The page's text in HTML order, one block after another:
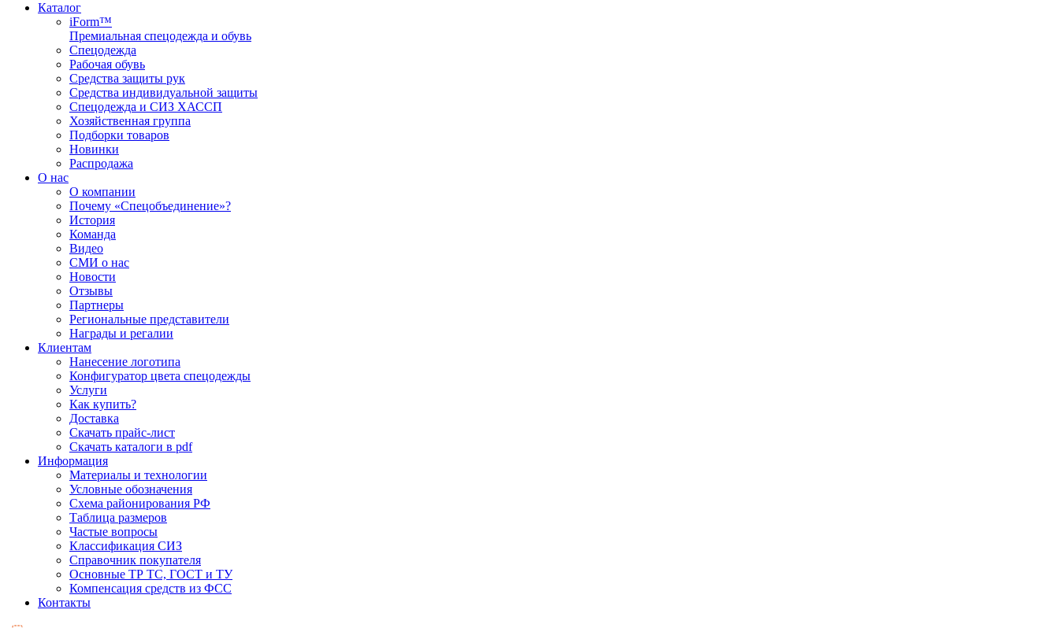
Каталог
iForm™
Премиальная спецодежда и обувь
Спецодежда
Рабочая обувь
Средства защиты рук
Средства индивидуальной защиты
Спецодежда и СИЗ ХАССП
Хозяйственная группа
Подборки товаров
Новинки
Распродажа
О нас
О компании
Почему «Спецобъединение»?
История
Команда
Видео
СМИ о нас
Новости
Отзывы
Партнеры
Региональные представители
Награды и регалии
Клиентам
Нанесение логотипа
Конфигуратор цвета спецодежды
Услуги
Как купить?
Доставка
Скачать прайс-лист
Скачать каталоги в pdf
Информация
Материалы и технологии
Условные обозначения
Схема районирования РФ
Таблица размеров
Частые вопросы
Классификация СИЗ
Справочник покупателя
Основные ТР ТС, ГОСТ и ТУ
Компенсация средств из ФСС
Контакты